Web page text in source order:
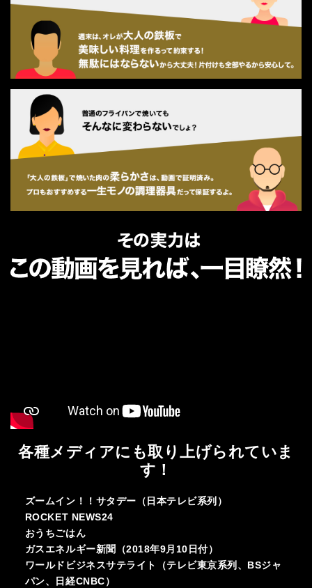
各種メディアにも取り上げられていま
す！
ズームイン！！サタデー（日本テレビ系列）
ROCKET NEWS24
おうちごはん
ガスエネルギー新聞（2018年9月10日付）
ワールドビジネスサテライト（テレビ東京系列、BSジャ
パン、日経CNBC）